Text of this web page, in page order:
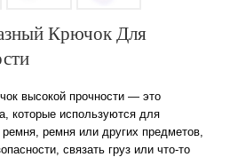
Крючок Для
высокой прочности — это
которые используются для
ремня или других предметов,
связать груз или что-то